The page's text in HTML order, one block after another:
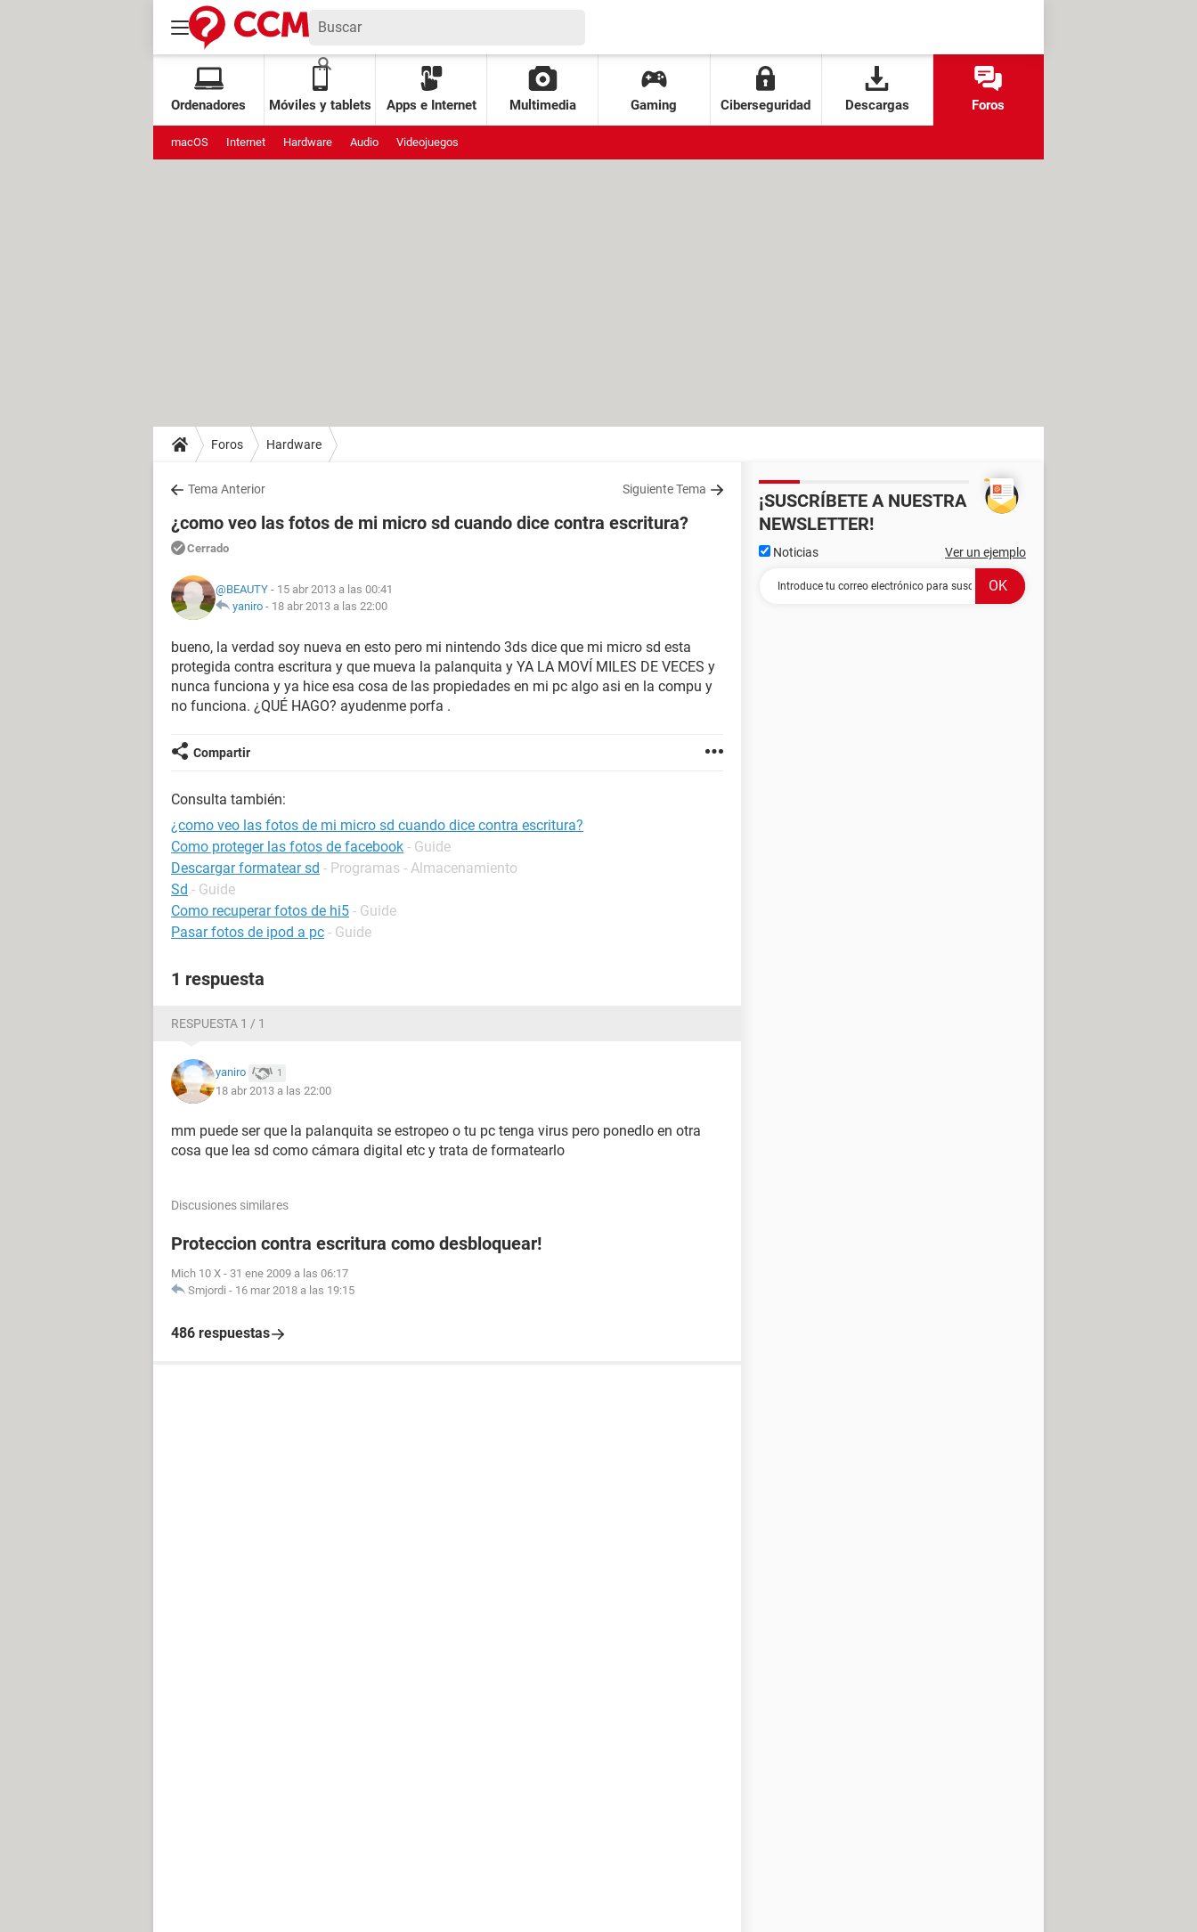
Ordenadores Móviles y tablets Apps e Internet Multimedia Gaming Ciberseguridad Descargas Foros
macOS Internet Hardware Audio Videojuegos
Foros Hardware
Tema Anterior Siguiente Tema
¿como veo las fotos de mi micro sd cuando dice contra escritura?
Cerrado
@BEAUTY - 15 abr 2013 a las 00:41
yaniro - 18 abr 2013 a las 22:00
bueno, la verdad soy nueva en esto pero mi nintendo 3ds dice que mi micro sd esta
protegida contra escritura y que mueva la palanquita y YA LA MOVÍ MILES DE VECES y
nunca funciona y ya hice esa cosa de las propiedades en mi pc algo asi en la compu y
no funciona. ¿QUÉ HAGO? ayudenme porfa .
Compartir
Consulta también:
¿como veo las fotos de mi micro sd cuando dice contra escritura?
Como proteger las fotos de facebook - Guide
Descargar formatear sd - Programas - Almacenamiento
Sd - Guide
Como recuperar fotos de hi5 - Guide
Pasar fotos de ipod a pc - Guide
1 respuesta
RESPUESTA 1 / 1
yaniro 1
18 abr 2013 a las 22:00
mm puede ser que la palanquita se estropeo o tu pc tenga virus pero ponedlo en otra
cosa que lea sd como cámara digital etc y trata de formatearlo
Discusiones similares
Proteccion contra escritura como desbloquear!
Mich 10 X - 31 ene 2009 a las 06:17
Smjordi - 16 mar 2018 a las 19:15
486 respuestas
¡SUSCRÍBETE A NUESTRA
NEWSLETTER!
Noticias Ver un ejemplo